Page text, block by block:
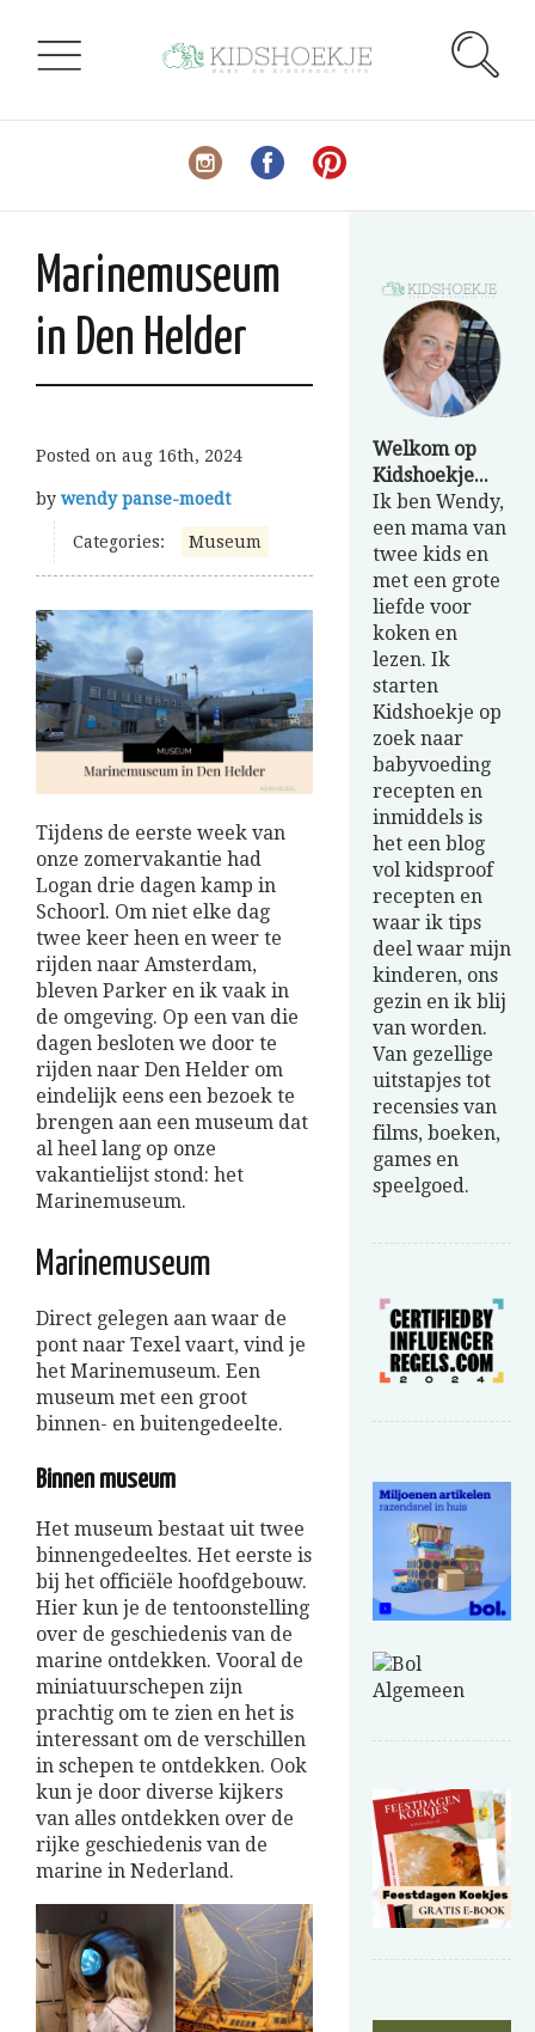
Marinemuseum
in Den Helder
Posted on aug 16th, 2024
by wendy panse-moedt
Categories: Museum
Tijdens de eerste week van
onze zomervakantie had
Logan drie dagen kamp in
Schoorl. Om niet elke dag
twee keer heen en weer te
rijden naar Amsterdam,
bleven Parker en ik vaak in
de omgeving. Op een van die
dagen besloten we door te
rijden naar Den Helder om
eindelijk eens een bezoek te
brengen aan een museum dat
al heel lang op onze
vakantielijst stond: het
Marinemuseum.
Marinemuseum
Direct gelegen aan waar de
pont naar Texel vaart, vind je
het Marinemuseum. Een
museum met een groot
binnen- en buitengedeelte.
Binnen museum
Het museum bestaat uit twee
binnengedeeltes. Het eerste is
bij het officiële hoofdgebouw.
Hier kun je de tentoonstelling
over de geschiedenis van de
marine ontdekken. Vooral de
miniatuurschepen zijn
prachtig om te zien en het is
interessant om de verschillen
in schepen te ontdekken. Ook
kun je door diverse kijkers
van alles ontdekken over de
rijke geschiedenis van de
marine in Nederland.
Welkom op
Kidshoekje...
Ik ben Wendy,
een mama van
twee kids en
met een grote
liefde voor
koken en
lezen. Ik
starten
Kidshoekje op
zoek naar
babyvoeding
recepten en
inmiddels is
het een blog
vol kidsproof
recepten en
waar ik tips
deel waar mijn
kinderen, ons
gezin en ik blij
van worden.
Van gezellige
uitstapjes tot
recensies van
films, boeken,
games en
speelgoed.